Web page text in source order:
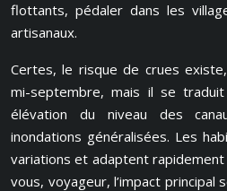
flottants, pédaler dans les
artisanaux.
Certes, le risque de crues
mi-septembre, mais il se
élévation du niveau des
inondations généralisées. Les
variations et adaptent
vous, voyageur, l’impact principal